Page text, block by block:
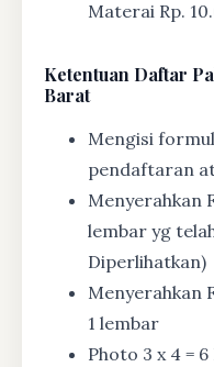
Materai Rp.
Ketentuan Daftar
Barat
Mengisi
pendaftaran
Menyerahkan
lembar yg
Diperlihatkan)
Menyerahkan
1 lembar
Photo 3 x 4 = 6